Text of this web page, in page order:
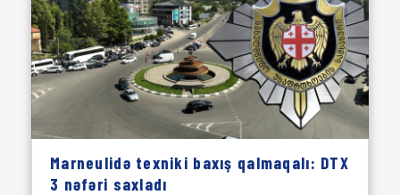
Marneulidə texniki baxış qalmaqalı: DTX
3 nəfəri saxladı